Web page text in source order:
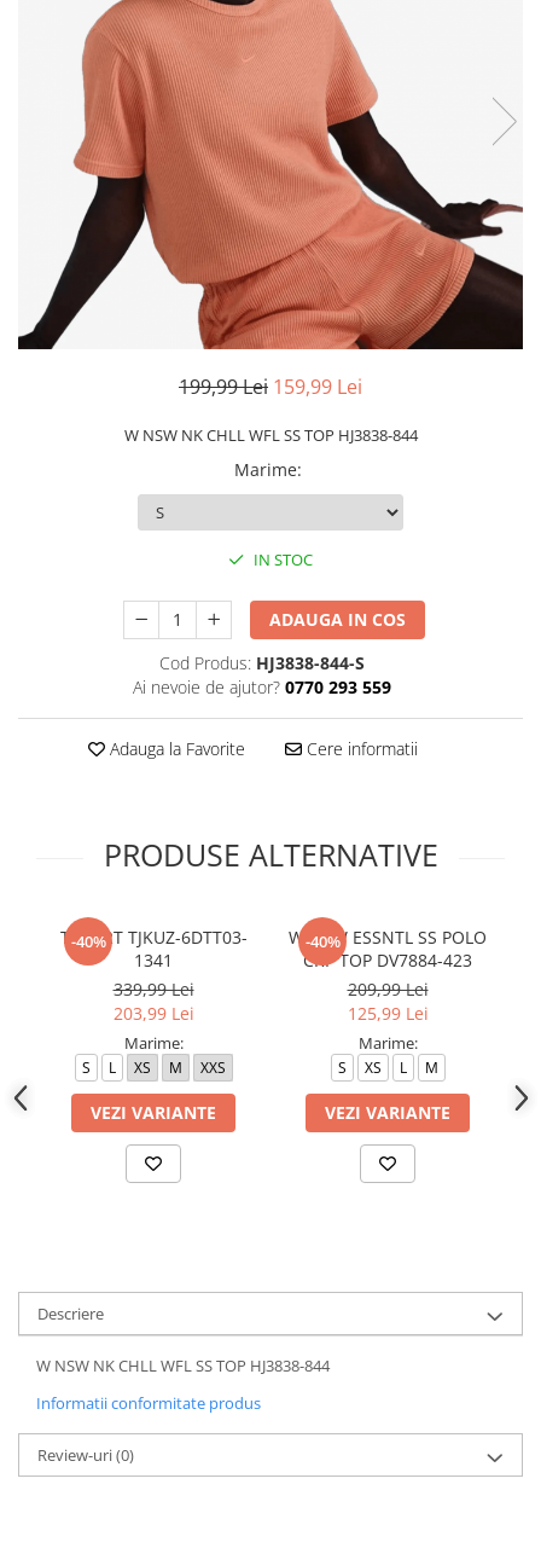
Slapi barbati
Pantofi sport femei
Slapi femei
Sandale & Slapi copii
199,99 Lei 159,99 Lei
W NSW NK CHLL WFL SS TOP HJ3838-844
Marime:
IN STOC
ADAUGA IN COS
Cod Produs: HJ3838-844-S
Ai nevoie de ajutor? 0770 293 559
Adauga la Favorite Cere informatii
PRODUSE ALTERNATIVE
-40%
T-SHIRT TJKUZ-6DTT03-
1341
339,99 Lei
203,99 Lei
Marime:
S L XS M XXS
VEZI VARIANTE
-40%
W NSW ESSNTL SS POLO
CRP TOP DV7884-423
209,99 Lei
125,99 Lei
Marime:
S XS L M
VEZI VARIANTE
Descriere
W NSW NK CHLL WFL SS TOP HJ3838-844
Informatii conformitate produs
Review-uri(0)